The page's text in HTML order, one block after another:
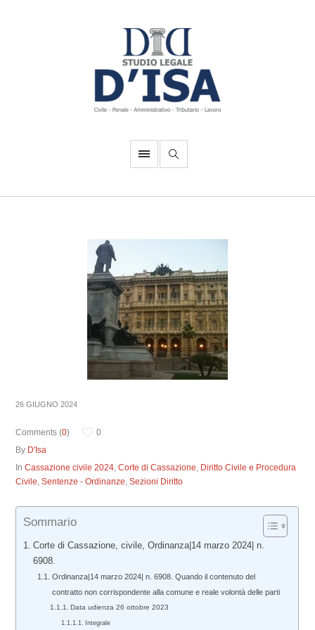
26 GIUGNO 2024
Comments (0)
0
By D'Isa
InCassazione civile 2024,Corte di Cassazione, Diritto Civile e Procedura
Civile,Sentenze - Ordinanze,Sezioni Diritto
Sommario
Corte di Cassazione, civile, Ordinanza|14 marzo 2024| n.
6908.
Ordinanza|14 marzo 2024| n. 6908. Quando il contenuto del
contratto non corrispondente alla comune e reale volontà delle parti
Data udienza 26 ottobre 2023
Integrale